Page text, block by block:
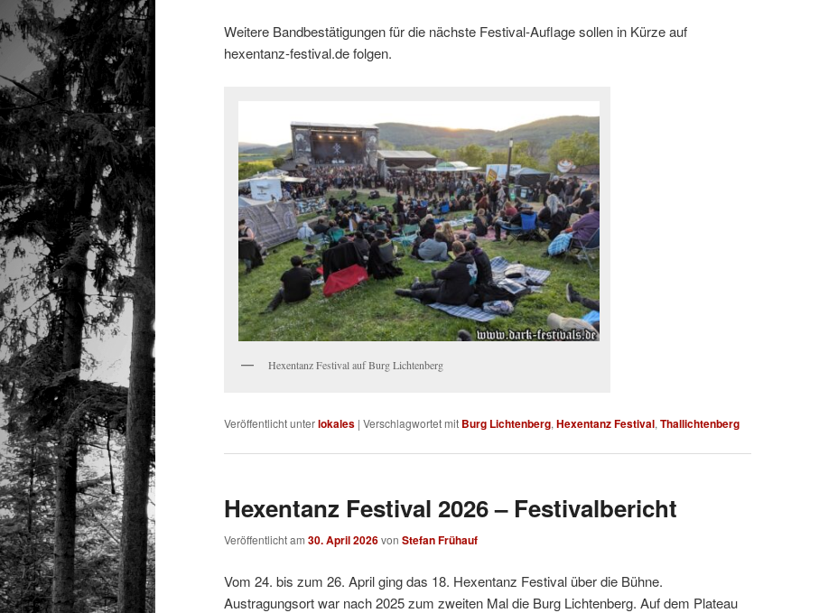
Weitere Bandbestätigungen für die nächste Festival-Auflage sollen in Kürze auf
hexentanz-festival.de folgen.
Hexentanz Festival auf Burg Lichtenberg
Veröffentlicht unterlokales | Verschlagwortet mit Burg Lichtenberg, Hexentanz Festival, Thallichtenberg
Hexentanz Festival 2026 – Festivalbericht
Veröffentlicht am 30. April 2026von Stefan Frühauf
Vom 24. bis zum 26. April ging das 18. Hexentanz Festival über die Bühne.
Austragungsort war nach 2025 zum zweiten Mal die Burg Lichtenberg. Auf dem Plateau